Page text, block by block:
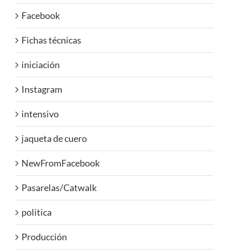
Facebook
Fichas técnicas
iniciación
Instagram
intensivo
jaqueta de cuero
NewFromFacebook
Pasarelas/Catwalk
politica
Producción